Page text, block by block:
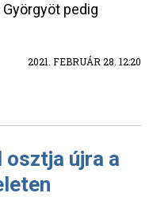
pedig
2021. FEBRUÁR 28. 12:20
osztja újra a